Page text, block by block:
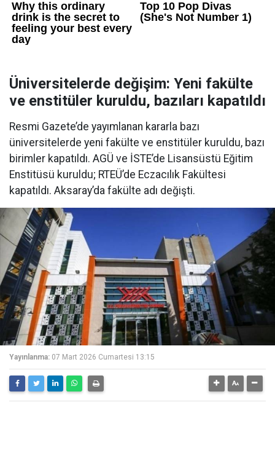
Üniversitelerde değişim: Yeni fakülte
ve enstitüler kuruldu, bazıları kapatıldı
Resmi Gazete’de yayımlanan kararla bazı
üniversitelerde yeni fakülte ve enstitüler kuruldu, bazı
birimler kapatıldı. AGÜ ve İSTE’de Lisansüstü Eğitim
Enstitüsü kuruldu; RTEÜ’de Eczacılık Fakültesi
kapatıldı. Aksaray’da fakülte adı değişti.
Yayınlanma: 07 Mart 2026 Cumartesi 13:15